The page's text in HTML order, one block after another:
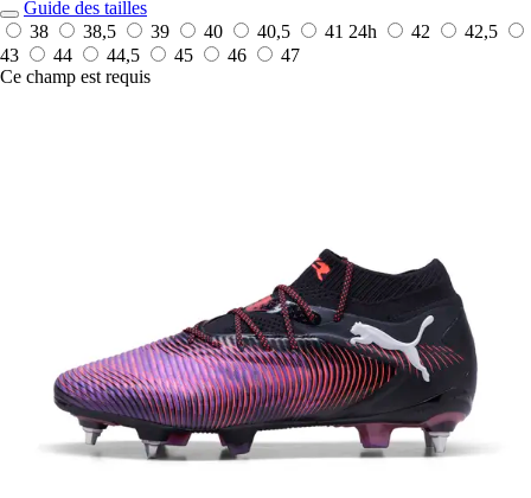
Guide des tailles
38
38,5 39 40 40,5 41 24h 42
42,5
43
44 44,5 45 46
47
Ce champ est requis